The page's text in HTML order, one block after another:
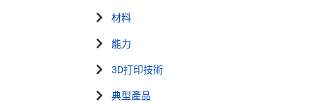
材料
能力
3D打印技術
典型產品